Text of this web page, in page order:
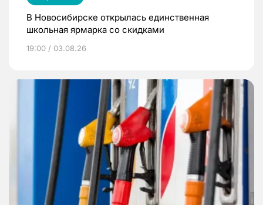
В Новосибирске открылась единственная
школьная ярмарка со скидками
19:00 / 03.08.26